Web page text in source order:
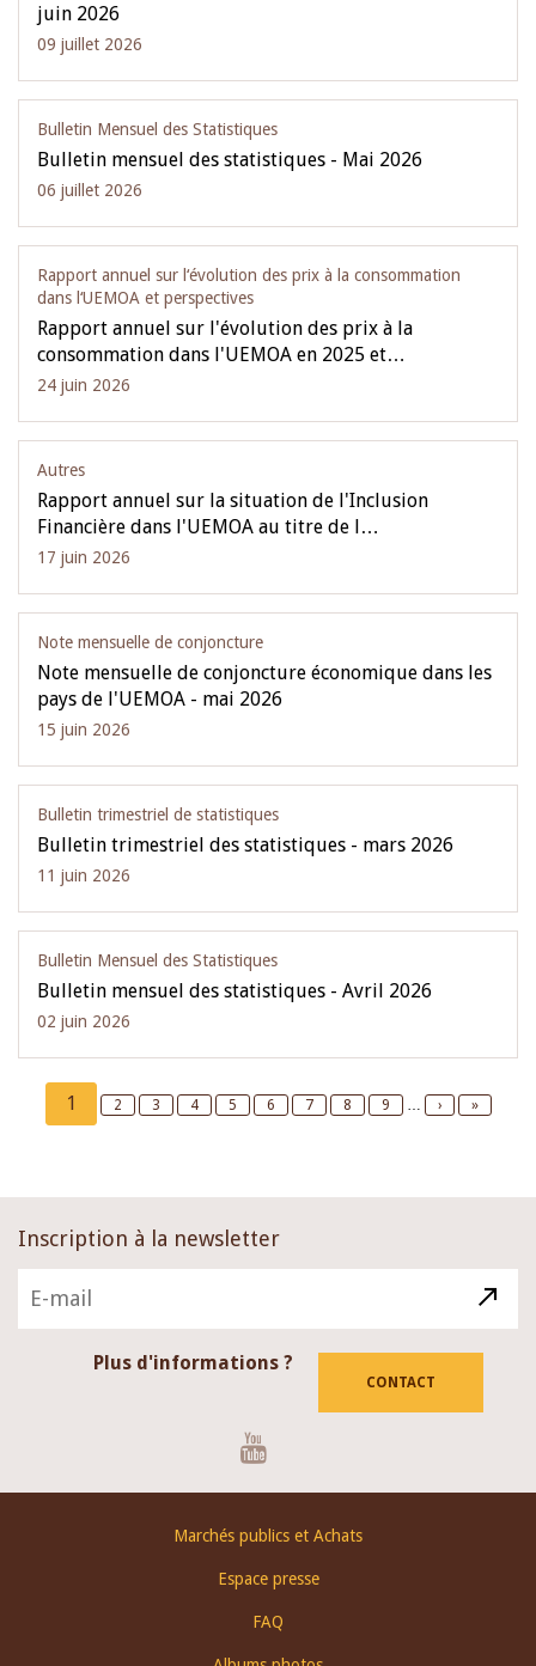
juin 2026
09 juillet 2026
Bulletin Mensuel des Statistiques
Bulletin mensuel des statistiques - Mai 2026
06 juillet 2026
Rapport annuel sur l‘évolution des prix à la consommation
dans l‘UEMOA et perspectives
Rapport annuel sur l'évolution des prix à la
consommation dans l'UEMOA en 2025 et…
24 juin 2026
Autres
Rapport annuel sur la situation de l'Inclusion
Financière dans l'UEMOA au titre de l…
17 juin 2026
Note mensuelle de conjoncture
Note mensuelle de conjoncture économique dans les
pays de l'UEMOA - mai 2026
15 juin 2026
Bulletin trimestriel de statistiques
Bulletin trimestriel des statistiques - mars 2026
11 juin 2026
Bulletin Mensuel des Statistiques
Bulletin mensuel des statistiques - Avril 2026
02 juin 2026
Pagination
Current
page
1 Page
2 Page
3 Page
4 Page
5 Page
6 Page
7 Page
8 Page
9 …
Next
›
Last
»
Inscription à la newsletter
Plus d'informations ?
CONTACT
Marchés publics et Achats
Espace presse
FAQ